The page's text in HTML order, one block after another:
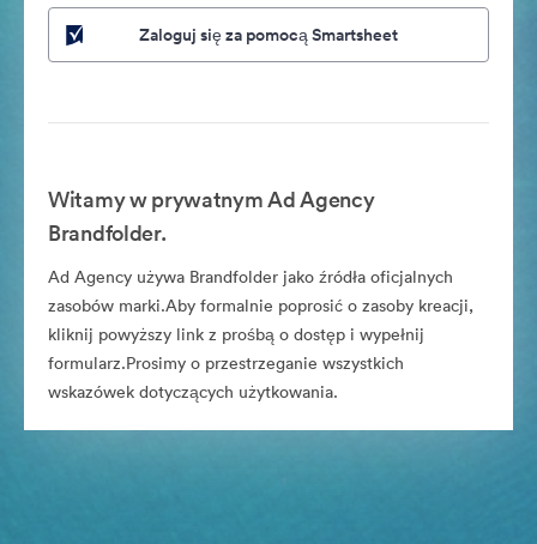
Zaloguj się za pomocą Smartsheet
Witamy w prywatnym Ad Agency
Brandfolder.
Ad Agency używa Brandfolder jako źródła oficjalnych
zasobów marki.Aby formalnie poprosić o zasoby kreacji,
kliknij powyższy link z prośbą o dostęp i wypełnij
formularz.Prosimy o przestrzeganie wszystkich
wskazówek dotyczących użytkowania.